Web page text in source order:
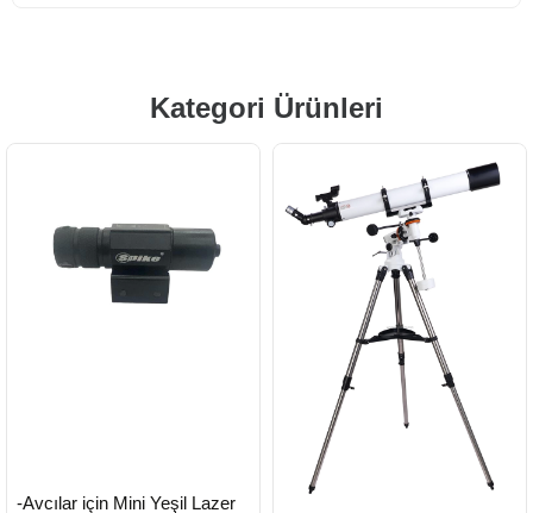
Kategori Ürünleri
TESLİMAT
-Avcılar için Mini Yeşil Lazer